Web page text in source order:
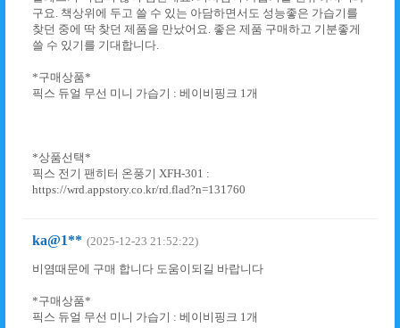
구요. 책상위에 두고 쓸 수 있는 아담하면서도 성능좋은 가습기를
찾던 중에 딱 찾던 제품을 만났어요. 좋은 제품 구매하고 기분좋게
쓸 수 있기를 기대합니다.
*구매상품*
픽스 듀얼 무선 미니 가습기 : 베이비핑크 1개
*상품선택*
픽스 전기 팬히터 온풍기 XFH-301 :
https://wrd.appstory.co.kr/rd.flad?n=131760
ka@1** (2025-12-23 21:52:22)
비염때문에 구매 합니다 도움이되길 바랍니다
*구매상품*
픽스 듀얼 무선 미니 가습기 : 베이비핑크 1개